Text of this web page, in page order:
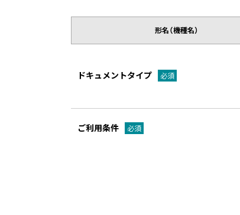
形名（機種名）
ドキュメントタイプ 必須
ご利用条件 必須